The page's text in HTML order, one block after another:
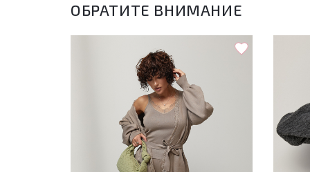
ОБРАТИТЕ ВНИМАНИЕ